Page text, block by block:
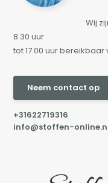
Wij
8.30 uur
tot 17.00 uur
Neem contact op
+31622719316
info@stoffen-